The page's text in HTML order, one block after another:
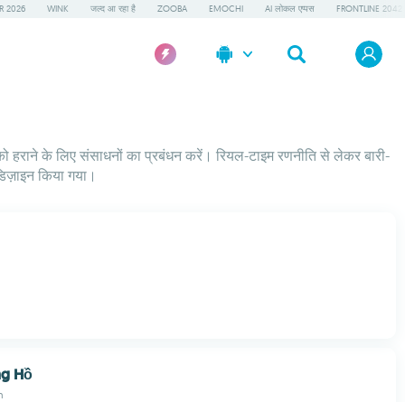
2026 WINK जल्द आ रहा है ZOOBA EMOCHI AI लोकल एप्पस FRONTLINE 2042
हराने के लिए संसाधनों का प्रबंधन करें। रियल-टाइम रणनीति से लेकर बारी-
किया गया।
Hồ